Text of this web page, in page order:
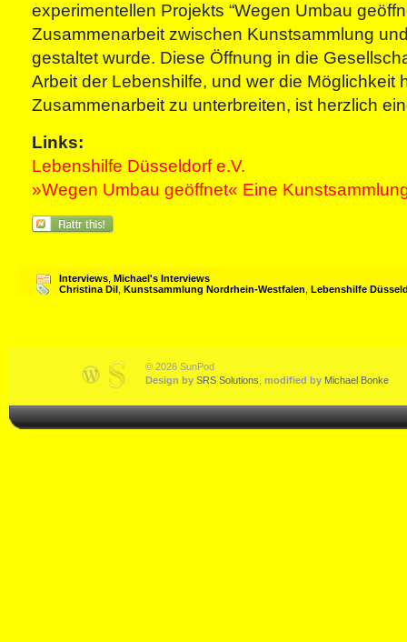
experimentellen Projekts “Wegen Umbau
Zusammenarbeit zwischen Kunstsammlung
gestaltet wurde. Diese Öffnung in die
Arbeit der Lebenshilfe, und wer die Möglichkeit
Zusammenarbeit zu unterbreiten, ist herzlich
Links:
Lebenshilfe Düsseldorf e.V.
»Wegen Umbau geöffnet« Eine
Interviews Michael's Interviews
Christina Dil Kunstsammlung Nordrhein-Westfalen Lebenshilfe
© 2026 SunPod
Design by SRS Solutions modified by Michael Bonke